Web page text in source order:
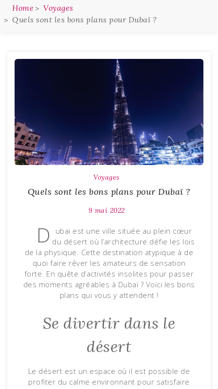
Home
Voyages
Quels sont les bons plans pour Dubaï ?
Voyages
Quels sont les bons plans pour Dubaï ?
9 mai 2022
D
ubaï est une ville située au plein cœur
du désert où l’architecture défie les lois
de la physique. Cette destination atypique à de
quoi faire rêver les amateurs de sensation
forte. En quête d’activités insolites pour passer
des moments agréables à Dubaï ? Voici les bons
plans qui vous y attendent !
Se divertir dans le
désert
Le désert est un espace où il est possible de
profiter du calme environnant pour satisfaire